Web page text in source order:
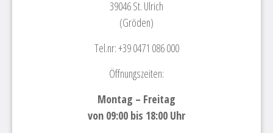
39046 St. Ulrich
(Gröden)
Tel.nr: +39 0471 086 000
Öffnungszeiten:
Montag – Freitag
von 09:00 bis 18:00 Uhr